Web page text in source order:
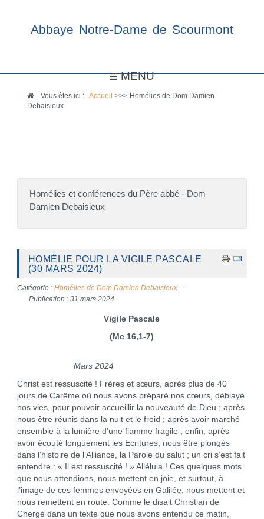
Abbaye Notre-Dame de Scourmont
MENU
Vous êtes ici :Accueil >>> Homélies de Dom Damien
Debaisieux
Homélies et conférences du Père abbé - Dom
Damien Debaisieux
HOMÉLIE POUR LA VIGILE PASCALE
(30 MARS 2024)
Catégorie : Homélies de Dom Damien Debaisieux
Publication : 31 mars 2024
Vigile Pascale
(Mc 16,1-7)
Mars 2024
Christ est ressuscité ! Frères et sœurs, après plus de 40
jours de Carême où nous avons préparé nos cœurs, déblayé
nos vies, pour pouvoir accueillir la nouveauté de Dieu ; après
nous être réunis dans la nuit et le froid ; après avoir marché
ensemble à la lumière d’une flamme fragile ; enfin, après
avoir écouté longuement les Ecritures, nous être plongés
dans l’histoire de l’Alliance, la Parole du salut ; un cri s’est fait
entendre : « Il est ressuscité ! » Alléluia ! Ces quelques mots
que nous attendions, nous mettent en joie, et surtout, à
l’image de ces femmes envoyées en Galilée, nous mettent et
nous remettent en route. Comme le disait Christian de
Chergé dans un texte que nous avons entendu ce matin,